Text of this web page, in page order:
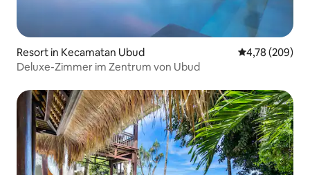
Resort in Kecamatan Ubud
4,78 (209)
Deluxe-Zimmer im Zentrum von Ubud